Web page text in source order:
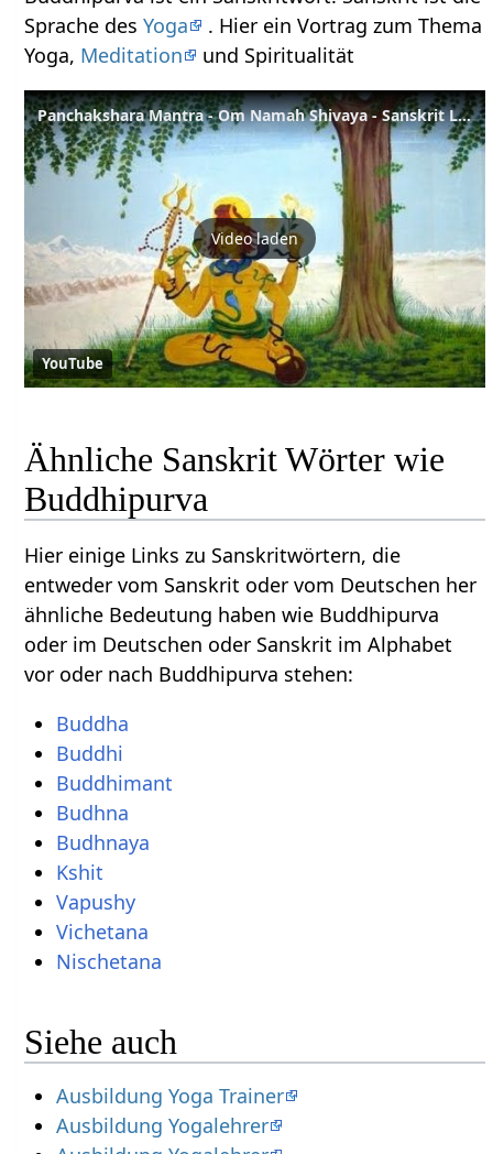
Sprache desYoga
. Hier ein Vortrag zum Thema
Yoga, Meditation und Spiritualität
Panchakshara Mantra - Om Namah Shivaya - Sanskrit Lexikon
Video laden
YouTube
Ähnliche Sanskrit Wörter wie
Buddhipurva
Hier einige Links zu Sanskritwörtern, die
entweder vom Sanskrit oder vom Deutschen her
ähnliche Bedeutung haben wie Buddhipurva
oder im Deutschen oder Sanskrit im Alphabet
vor oder nach Buddhipurva stehen:
Buddha
Buddhi
Buddhimant
Budhna
Budhnaya
Kshit
Vapushy
Vichetana
Nischetana
Siehe auch
Ausbildung Yoga Trainer
Ausbildung Yogalehrer